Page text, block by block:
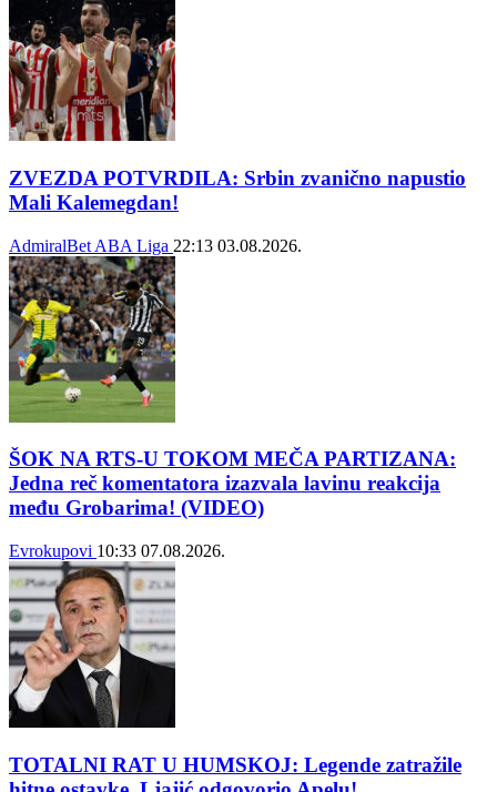
ZVEZDA POTVRDILA: Srbin zvanično napustio
Mali Kalemegdan!
AdmiralBet ABA Liga 22:13 03.08.2026.
ŠOK NA RTS-U TOKOM MEČA PARTIZANA:
Jedna reč komentatora izazvala lavinu reakcija
među Grobarima! (VIDEO)
Evrokupovi 10:33 07.08.2026.
TOTALNI RAT U HUMSKOJ: Legende zatražile